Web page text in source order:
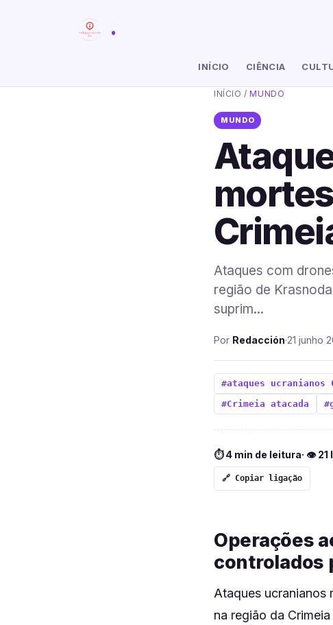
.
INÍCIO CIÊNCIA
INÍCIO /MUNDO
MUNDO
Ataques com
região de
suprim...
Por Redacción·21 junho
#ataques ucranianos
#Crimeia atacada
⏱ 4 min de leitura· 👁
🔗 Copiar ligação
Operações
controlados
Ataques ucranianos
na região da